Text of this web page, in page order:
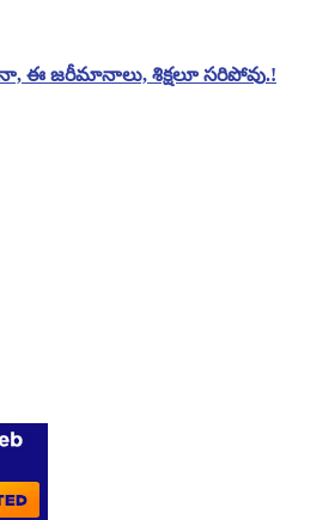
ఈ జరీమానాలు, శిక్షలూ సరిపోవు.!